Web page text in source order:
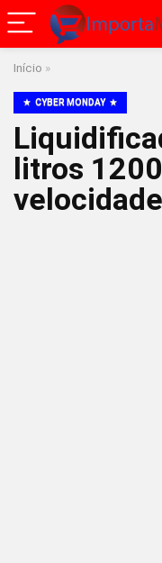
Início »
CYBER MONDAY
litros